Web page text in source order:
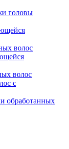
головы
волос
волос
с
обработанных